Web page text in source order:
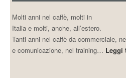
Molti anni nel caffè, molti in
Italia e molti, anche, all’estero.
Tanti anni nel caffè da commerciale,
e comunicazione, nel training… Leggi